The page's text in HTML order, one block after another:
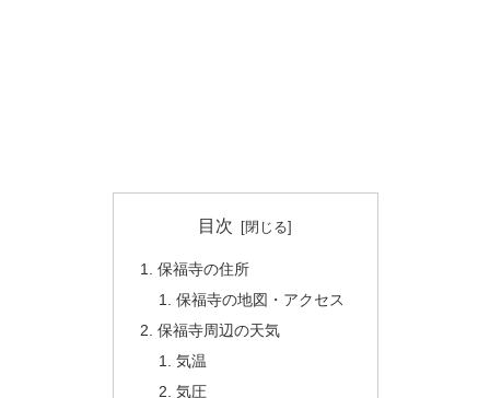
目次
保福寺の住所
保福寺の地図・アクセス
保福寺周辺の天気
気温
気圧